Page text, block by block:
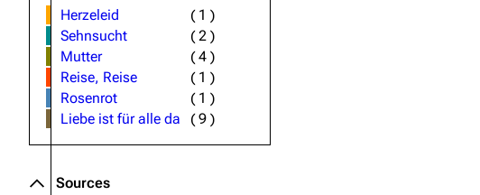
Herzeleid ( 1 )
Sehnsucht
(2 )
Mutter
(4 )
Reise, Reise
( 1 )
Rosenrot
( 1 )
Liebe ist für alle da
(9 )
Sources